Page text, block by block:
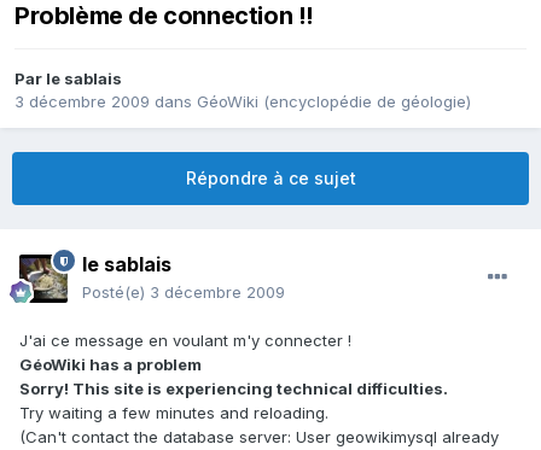
Problème de connection !!
Par le sablais
3 décembre 2009 dans GéoWiki (encyclopédie de géologie)
Répondre à ce sujet
le sablais
Posté(e) 3 décembre 2009
J'ai ce message en voulant m'y connecter !
GéoWiki has a problem
Sorry! This site is experiencing technical difficulties.
Try waiting a few minutes and reloading.
(Can't contact the database server: User geowikimysql already